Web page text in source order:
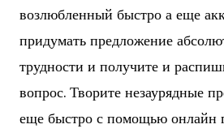
возлюбленный быстро а еще
придумать предложение
трудности и получите и
вопрос. Творите незаурядные
еще быстро с помощью онлайн